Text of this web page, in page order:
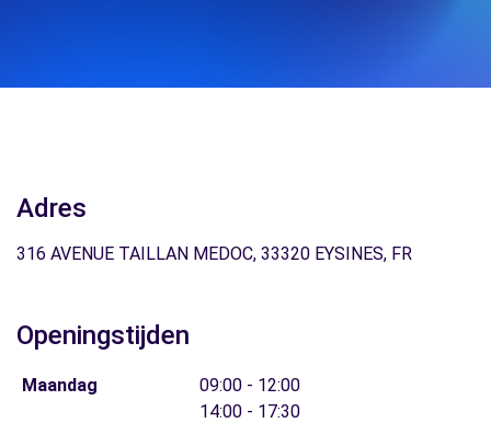
Adres
316 AVENUE TAILLAN MEDOC, 33320 EYSINES, FR
Openingstijden
Maandag
09:00 - 12:00
14:00 - 17:30